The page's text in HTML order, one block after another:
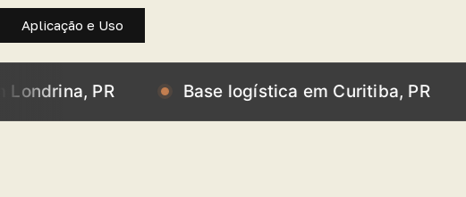
Aplicação e Uso
PR Base logística em Curitiba, PR